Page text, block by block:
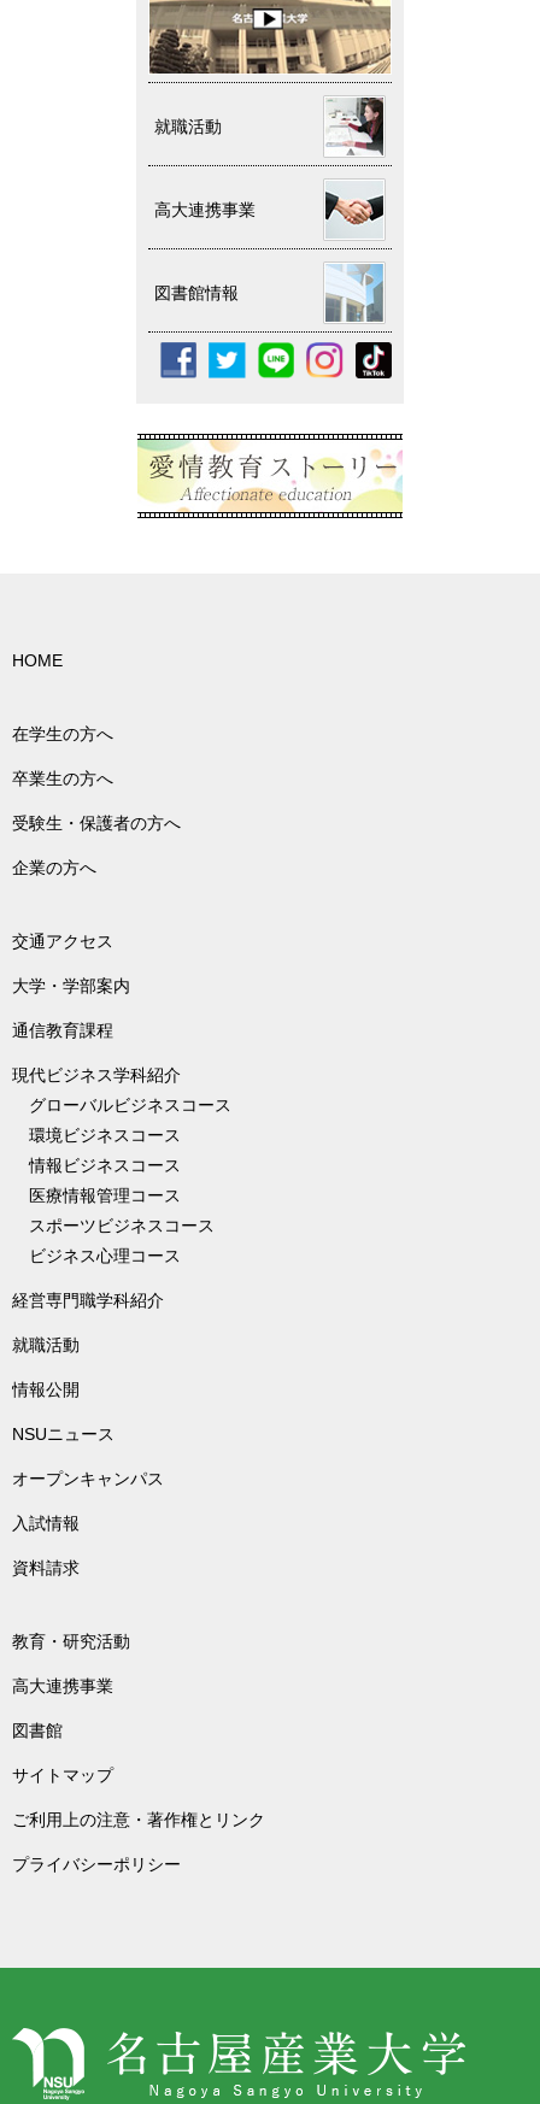
就職活動
高大連携事業
図書館情報
HOME
在学生の方へ
卒業生の方へ
受験生・保護者の方へ
企業の方へ
交通アクセス
大学・学部案内
通信教育課程
現代ビジネス学科紹介
グローバルビジネスコース
環境ビジネスコース
情報ビジネスコース
医療情報管理コース
スポーツビジネスコース
ビジネス心理コース
経営専門職学科紹介
就職活動
情報公開
NSUニュース
オープンキャンパス
入試情報
資料請求
教育・研究活動
高大連携事業
図書館
サイトマップ
ご利用上の注意・著作権とリンク
プライバシーポリシー